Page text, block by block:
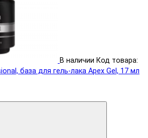
В наличии Код товара:
база для гель-лака Apex Gel, 17 мл